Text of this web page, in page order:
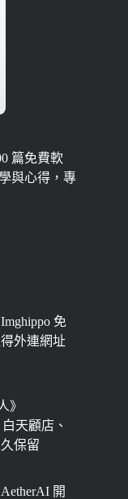
篇免費軟
與心得，專
免
外連網址
》
天顧店、
保留
開